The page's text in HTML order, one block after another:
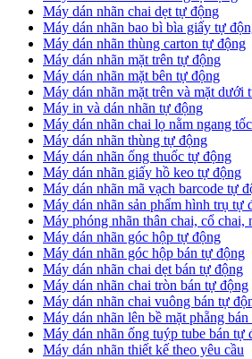
​Máy dán nhãn chai dẹt tự động
​Máy dán nhãn bao bì bìa giấy tự
Máy dán nhãn thùng carton tự động
​Máy dán nhãn mặt trên tự động
​Máy dán nhãn mặt bên tự động
​Máy dán nhãn mặt trên và mặt dưới
Máy in và dán nhãn tự động
Máy dán nhãn chai lọ nằm ngang
​Máy dán nhãn thùng tự động
Máy dán nhãn ống thuốc tự động
​Máy dán nhãn giấy hồ keo tự động
​Máy dán nhãn mã vạch barcode tự
​Máy dán nhãn sản phẩm hình trụ tự
Máy phóng nhãn thân chai, cổ chai,
​Máy dán nhãn góc hộp tự động
Máy dán nhãn góc hộp bán tự động
​Máy dán nhãn chai dẹt bán tự động
Máy dán nhãn chai tròn bán tự động
Máy dán nhãn chai vuông bán tự
Máy dán nhãn lên bề mặt phẵng
​Máy dán nhãn ống tuýp tube bán tự
Máy dán nhãn thiết kế theo yêu cầu